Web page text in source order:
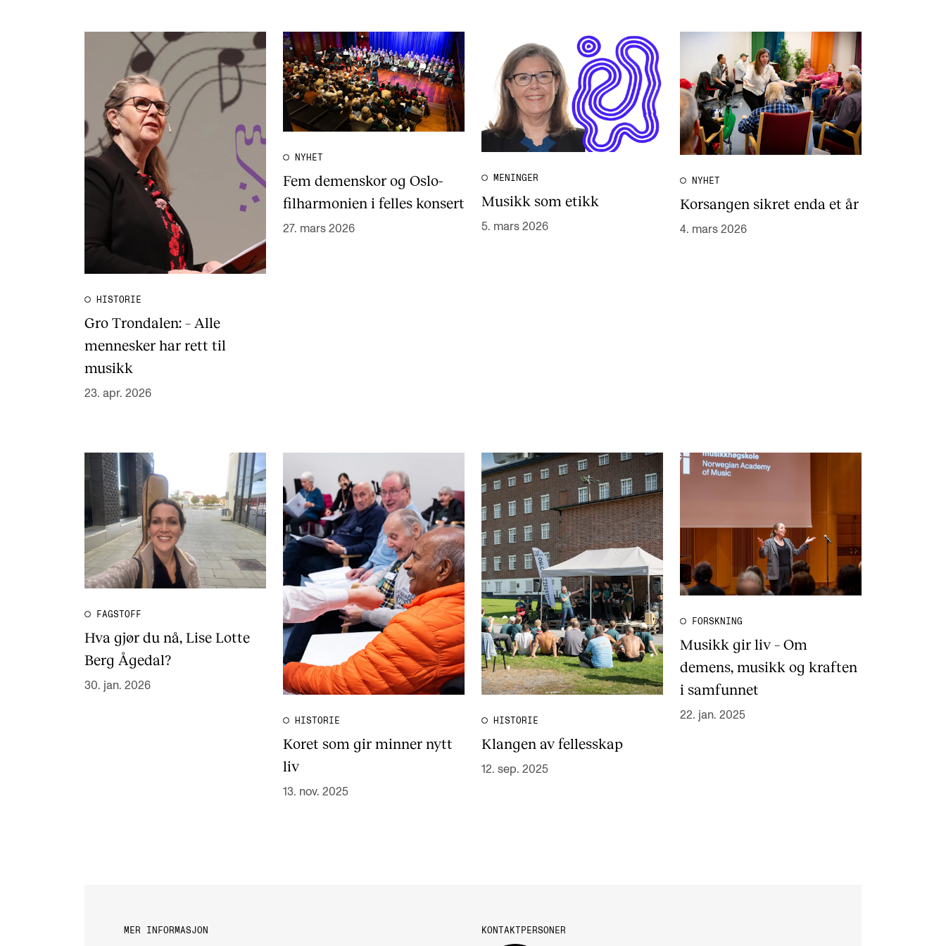
HISTORIE
Gro Trondalen: – Alle
mennesker har rett til
musikk
23. apr. 2026
NYHET
Fem demenskor og Oslo-
filharmonien i felles konsert
27. mars 2026
MENINGER
Musikk som etikk
5. mars 2026
NYHET
Korsangen sikret enda et år
4. mars 2026
FAGSTOFF
Hva gjør du nå, Lise Lotte
Berg Ågedal?
30. jan. 2026
HISTORIE
Koret som gir minner nytt
liv
13. nov. 2025
HISTORIE
Klangen av fellesskap
12. sep. 2025
FORSKNING
Musikk gir liv – Om
demens, musikk og kraften
i samfunnet
22. jan. 2025
MER INFORMASJON KONTAKTPERSONER